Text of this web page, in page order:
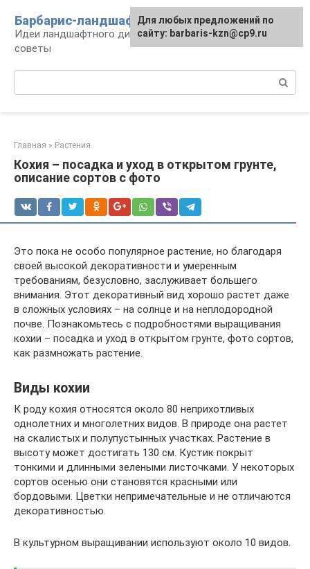
контенту
Барбарис-ландшафт
Идеи ландшафтного дизайна, правила и
советы
Главная » Растения
Кохия – посадка и уход в открытом грунте,
описание сортов с фото
Это пока не особо популярное растение, но благодаря
своей высокой декоративности и умеренным
требованиям, безусловно, заслуживает большего
внимания. Этот декоративный вид хорошо растет даже
в сложных условиях – на солнце и на неплодородной
почве. Познакомьтесь с подробностями выращивания
кохии – посадка и уход в открытом грунте, фото сортов,
как размножать растение.
Виды кохии
К роду кохия относятся около 80 неприхотливых
однолетних и многолетних видов. В природе она растет
на скалистых и полупустынных участках. Растение в
высоту может достигать 130 см. Кустик покрыт
тонкими и длинными зелеными листочками. У некоторых
сортов осенью они становятся красными или
бордовыми. Цветки непримечательные и не отличаются
декоративностью.
В культурном выращивании используют около 10 видов.
Для любых предложений по
сайту: barbaris-kzn@cp9.ru